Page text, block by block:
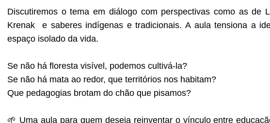
Discutiremos o tema em diálogo com perspectivas como as de
Krenak e saberes indígenas e tradicionais. A aula tensiona a
espaço isolado da vida.
Se não há floresta visível, podemos cultivá-la?
Se não há mata ao redor, que territórios nos habitam?
Que pedagogias brotam do chão que pisamos?
🌱 Uma aula para quem deseja reinventar o vínculo entre